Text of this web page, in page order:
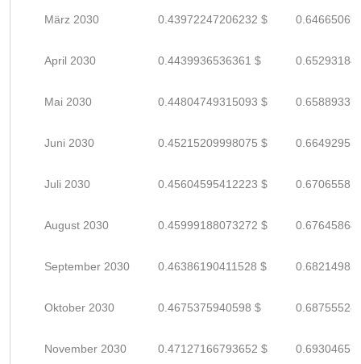
März 2030 0.43972247206232 $
April 2030 0.4439936536361 $
Mai 2030 0.44804749315093 $
Juni 2030 0.45215209998075 $
Juli 2030 0.45604595412223 $
August 2030 0.45999188073272 $
September 2030 0.46386190411528 $
Oktober 2030 0.4675375940598 $
November 2030 0.47127166793652 $